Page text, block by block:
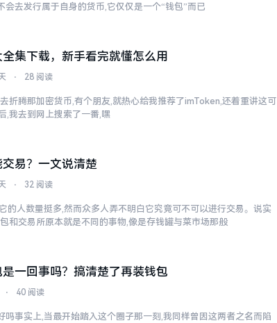
去发行属于自身的货币,它仅仅是一个“钱包”而已
集下载，新手看完就懂怎么用
⋅ 28 阅读
折腾那加密货币,有个朋友,就热心给我推荐了imToken,还着重讲这可
,我去到网上搜索了一番,嘿
易？一文说清楚
⋅ 32 阅读
的人数量挺多,然而众多人弄不明白它究竟可不可以进行交易。说实
和交易所原本就是不同的事物,像是存钱罐与菜市场那般
一回事吗？搞清楚了再装钱包
⋅ 40 阅读
事实上,当最开始踏入这个圈子那一刻,我同样曾因这两者之名而陷